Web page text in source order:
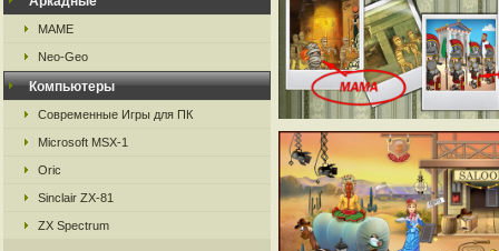
MAME
Neo-Geo
Компьютеры
Современные Игры для ПК
Microsoft MSX-1
Oric
Sinclair ZX-81
ZX Spectrum